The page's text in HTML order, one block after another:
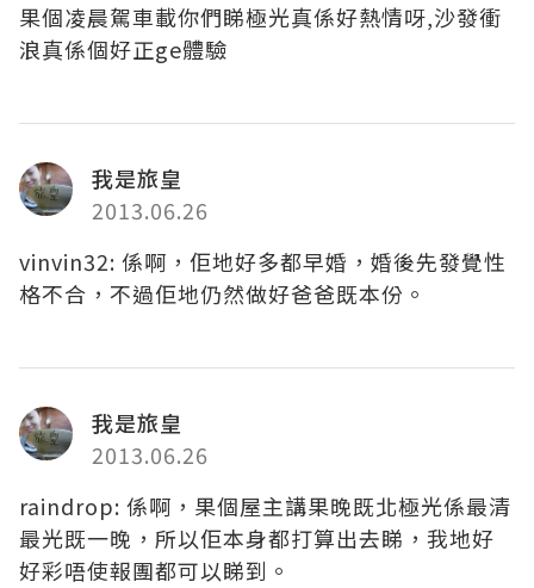
果個凌晨駕車載你們睇極光真係好熱情呀,沙發衝
浪真係個好正ge體驗
我是旅皇
2013.06.26
vinvin32: 係啊，佢地好多都早婚，婚後先發覺性
格不合，不過佢地仍然做好爸爸既本份。
我是旅皇
2013.06.26
raindrop: 係啊，果個屋主講果晚既北極光係最清
最光既一晚，所以佢本身都打算出去睇，我地好
好彩唔使報團都可以睇到。